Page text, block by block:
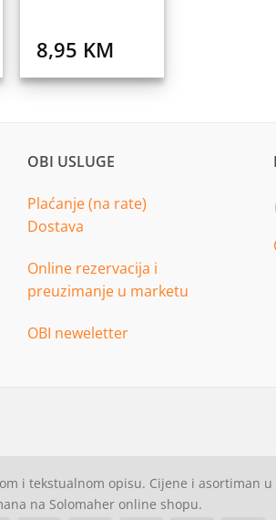
8,95 KM
OBI USLUGE
Plaćanje (na rate)
Dostava
Online rezervacija i
preuzimanje u marketu
OBI neweletter
i tekstualnom opisu. Cijene i asortiman u
na Solomaher online shopu.